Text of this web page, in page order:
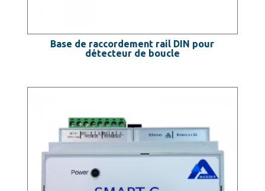
Base de raccordement rail DIN pour
détecteur de boucle